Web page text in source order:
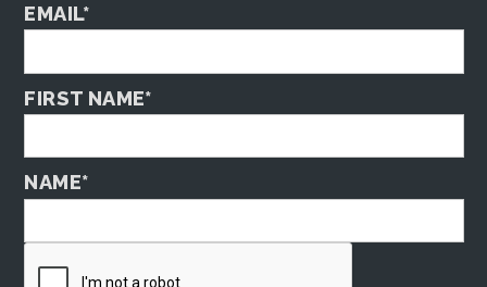
EMAIL*
FIRST NAME*
NAME*